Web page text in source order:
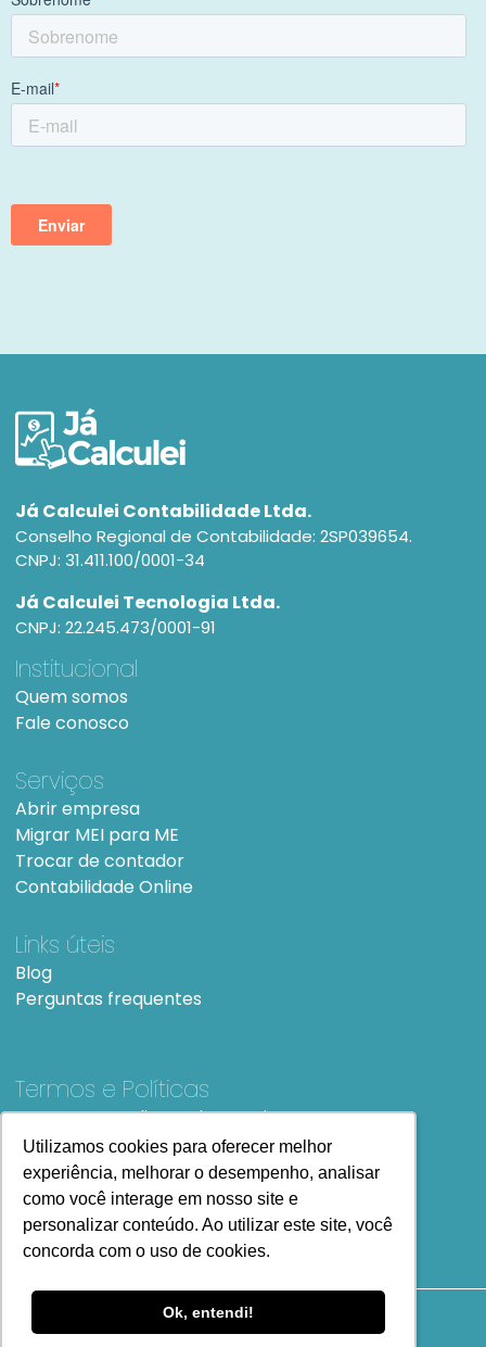
Utilizamos cookies para oferecer melhor
experiência, melhorar o desempenho, analisar
como você interage em nosso site e
personalizar conteúdo. Ao utilizar este site, você
concorda com o uso de cookies.
Ok, entendi!
Utilizamos cookies para oferecer melhor
experiência, melhorar o desempenho, analisar
como você interage em nosso site e
personalizar conteúdo. Ao utilizar este site, você
concorda com o uso de cookies.
Ok, entendi!
Já Calculei Contabilidade Ltda.
Conselho Regional de Contabilidade: 2SP039654.
CNPJ: 31.411.100/0001-34
Já Calculei Tecnologia Ltda.
CNPJ: 22.245.473/0001-91
Institucional
Quem somos
Fale conosco
Serviços
Abrir empresa
Migrar MEI para ME
Trocar de contador
Contabilidade Online
Links úteis
Blog
Perguntas frequentes
Termos e Políticas
Termos e condições de UsoSiteMap
Copyright 2023 Todos os Direitos